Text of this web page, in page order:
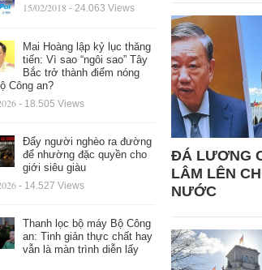
15/02/2018 - 24.063 Views
Mai Hoàng lập kỷ lục thăng
tiến: Vì sao “ngôi sao” Tây
Bắc trở thành điểm nóng
Công an?
- 18.505 Views
Đẩy người nghèo ra đường
để nhường đặc quyền cho
giới siêu giàu
- 14.527 Views
Thanh lọc bộ máy Bộ Công
an: Tinh giản thực chất hay
vẫn là màn trình diễn lấy
ĐÁ LƯƠNG
LÂM LÊN
NƯỚC